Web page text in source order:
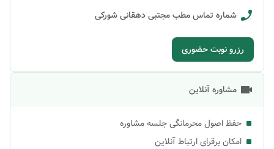
شماره تماس مطبمجتبی دهقانی شورکی
رزرو نوبت حضوری
مشاوره آنلاین
حفظ اصول محرمانگی جلسه مشاوره
امکان برقرای ارتباط آنلاین